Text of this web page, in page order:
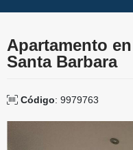
Apartamento
Santa Barbara
Código: 9979763